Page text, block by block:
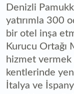
Denizli
yatırımla 300
bir otel inşa
Kurucu Ortağı
hizmet vermek
kentlerinde
İtalya ve